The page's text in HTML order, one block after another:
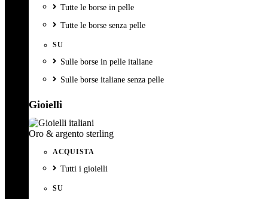
Tutte le borse in pelle
Tutte le borse senza pelle
SU
Sulle borse in pelle italiane
Sulle borse italiane senza pelle
Gioielli
Oro & argento sterling
ACQUISTA
Tutti i gioielli
SU